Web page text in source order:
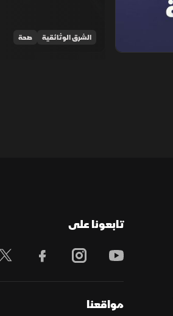
الشرق الوثائقية صحة
تابعونا على
مواقعنا